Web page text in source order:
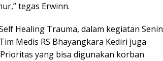
tegas Erwinn.
Healing Trauma, dalam kegiatan Senin
Medis RS Bhayangkara Kediri juga
yang bisa digunakan korban